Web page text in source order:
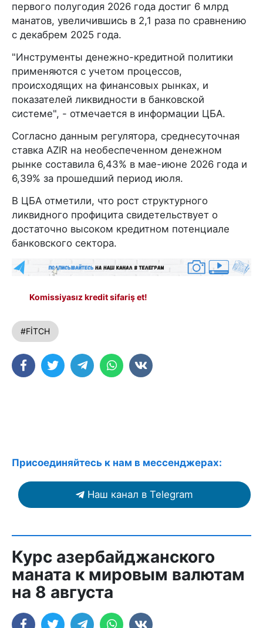
первого полугодия 2026 года достиг 6 млрд
манатов, увеличившись в 2,1 раза по сравнению
с декабрем 2025 года.
"Инструменты денежно-кредитной политики
применяются с учетом процессов,
происходящих на финансовых рынках, и
показателей ликвидности в банковской
системе", - отмечается в информации ЦБА.
Согласно данным регулятора, среднесуточная
ставка AZIR на необеспеченном денежном
рынке составила 6,43% в мае-июне 2026 года и
6,39% за прошедший период июля.
В ЦБА отметили, что рост структурного
ликвидного профицита свидетельствует о
достаточно высоком кредитном потенциале
банковского сектора.
Komissiyasız kredit sifariş et!
#FİTCH
Присоединяйтесь к нам в мессенджерах:
Наш канал в Telegram
Курс азербайджанского
маната к мировым валютам
на 8 августа